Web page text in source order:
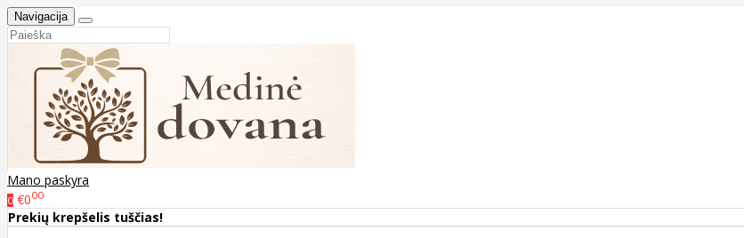
Navigacija
Mano paskyra
0 €000
Prekių krepšelis tuščias!